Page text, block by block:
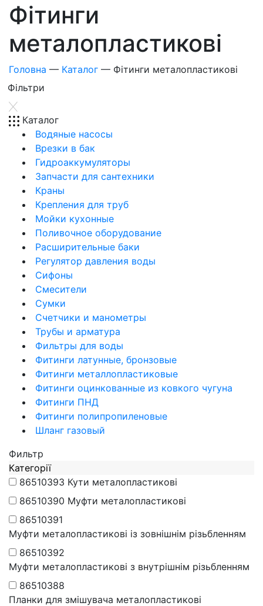
Фітинги
металопластикові
Головна — Каталог — Фітинги металопластикові
Фiльтри
Каталог
Водяные насосы
Врезки в бак
Гидроаккумуляторы
Запчасти для сантехники
Краны
Крепления для труб
Мойки кухонные
Поливочное оборудование
Расширительные баки
Регулятор давления воды
Сифоны
Смесители
Сумки
Счетчики и манометры
Трубы и арматура
Фильтры для воды
Фитинги латунные, бронзовые
Фитинги металлопластиковые
Фитинги оцинкованные из ковкого чугуна
Фитинги ПНД
Фитинги полипропиленовые
Шланг газовый
Фильтр
Категорії
86510393 Кути металопластикові
86510390 Муфти металопластикові
86510391
Муфти металопластикові із зовнішнім різьбленням
86510392
Муфти металопластикові з внутрішнім різьбленням
86510388
Планки для змішувача металопластикові